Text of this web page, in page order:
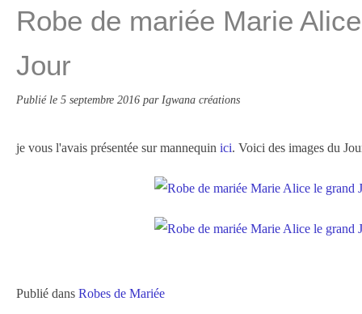
Robe de mariée Marie
Jour
Publié le 5 septembre 2016 par Igwana créations
je vous l'avais présentée sur mannequin ici. Voici des images du
Publié dans Robes de Mariée